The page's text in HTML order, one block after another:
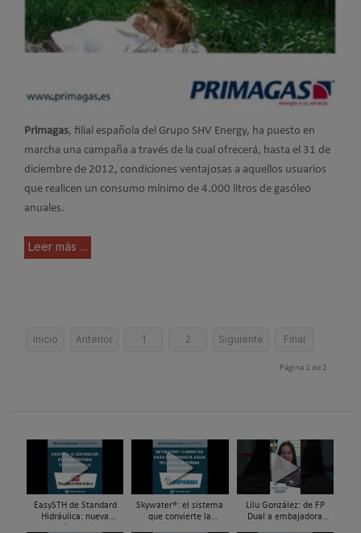
Primagas, filial española del Grupo SHV Energy, ha puesto en
marcha una campaña a través de la cual ofrecerá, hasta el 31 de
diciembre de 2012, condiciones ventajosas a aquellos usuarios
que realicen un consumo mínimo de 4.000 litros de gasóleo
anuales.
Leer más ...
Inicio Anterior 1 2 Siguiente Final
Página 1 de 2
EasySTH de Standard
Hidráulica: nueva
Skywater®: el sistema
que convierte la
Lilu González: de FP
Dual a embajadora